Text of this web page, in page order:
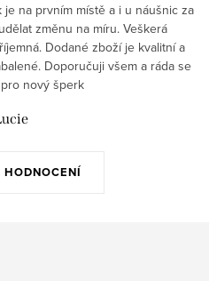
na prvním místě a i u náušnic za
změnu na míru. Veškerá
Dodané zboží je kvalitní a
Doporučuji všem a ráda se
nový šperk